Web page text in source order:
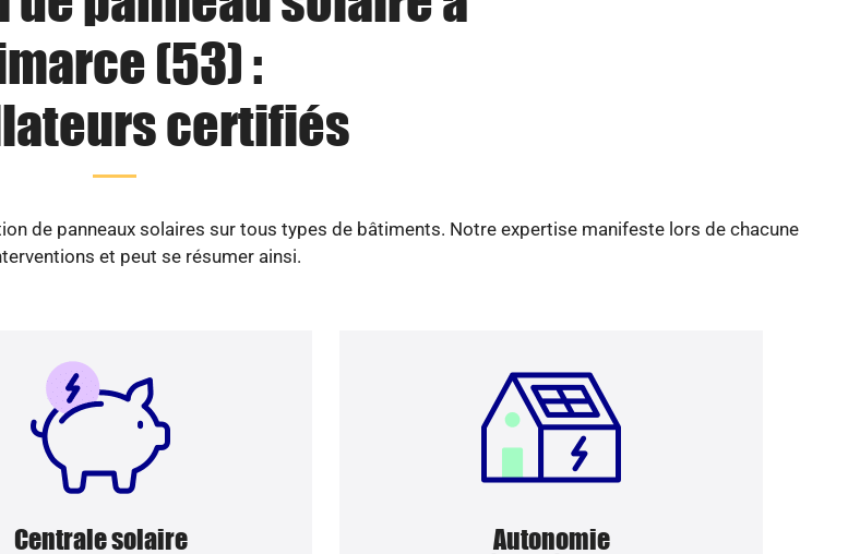
(53) :
certifiés
de panneaux solaires sur tous types de bâtiments. Notre expertise manifeste lors de chacune
et peut se résumer ainsi.
Centrale solaire
Autonomie